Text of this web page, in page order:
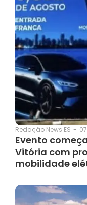
Redação News ES -
Evento
Vitória com
mobilidade